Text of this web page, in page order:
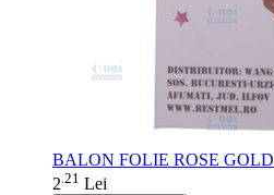
BALON FOLIE ROSE
2 21 Lei